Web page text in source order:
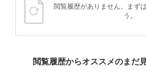
閲覧履歴がありません。まず
う。
閲覧履歴からオススメのまだ